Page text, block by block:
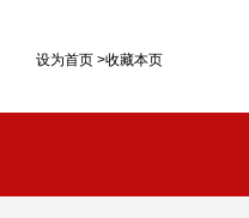
设为首页 >收藏本页